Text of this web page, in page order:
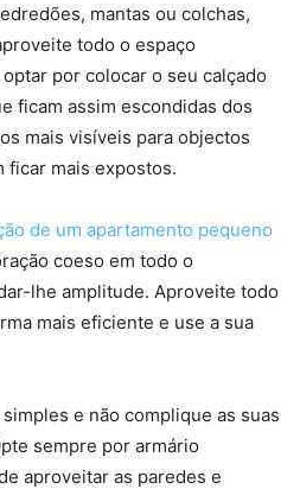
mantas ou colchas,
todo o espaço
por colocar o seu calçado
ficam assim escondidas dos
mais visíveis para objectos
ficar mais expostos.
de um apartamento pequeno
coeso em todo o
lhe amplitude. Aproveite todo
mais eficiente e use a sua
e não complique as suas
sempre por armário
aproveitar as paredes e